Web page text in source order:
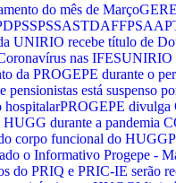
do mês de Março
DPSSPSSASTDAFFP
UNIRIO recebe título de
nas IFESUNIRIO
da PROGEPE durante o
pensionistas está suspenso
hospitalarPROGEPE divulga
HUGG durante a pandemia
corpo funcional do HUGG
o Informativo Progepe -
do PRIQ e PRIC-IE serão